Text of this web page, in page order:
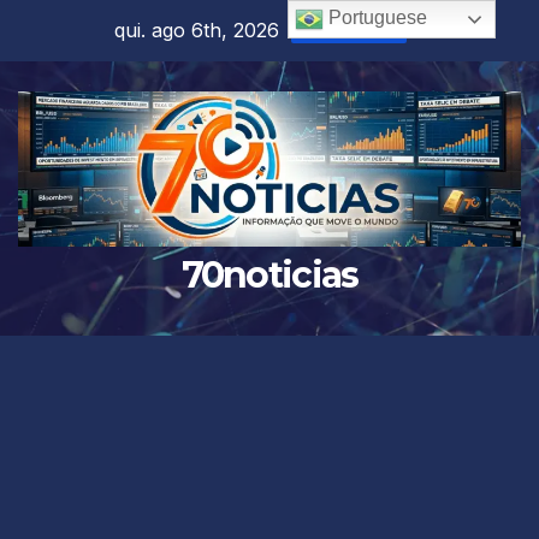
content
qui. ago 6th, 2026 10:28:43 AM
70noticias
Portuguese